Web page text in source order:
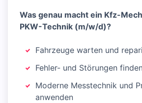
Was genau macht ein Kfz-
PKW-Technik (m/w/d)?
Fahrzeuge warten und
Fehler- und Störungen
Moderne Messtechnik und
anwenden